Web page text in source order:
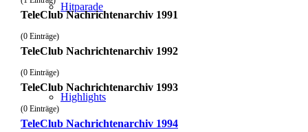
Hitparade
Highlights
TeleClub Nachrichtenarchiv 1991
(0 Einträge)
TeleClub Nachrichtenarchiv 1992
(0 Einträge)
TeleClub Nachrichtenarchiv 1993
(0 Einträge)
TeleClub Nachrichtenarchiv 1994